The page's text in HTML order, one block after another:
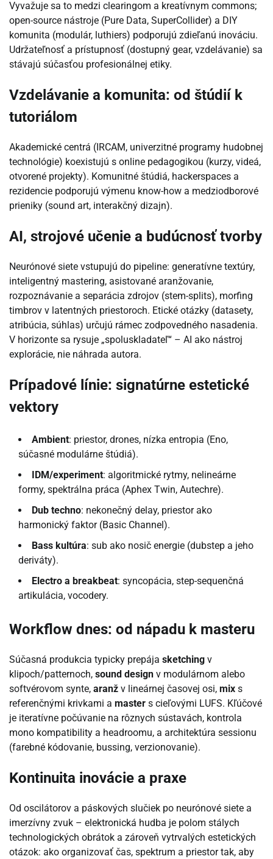
Vyvažuje sa to medzi clearingom a kreatívnym commons;
open-source nástroje (Pure Data, SuperCollider) a DIY
komunita (modulár, luthiers) podporujú zdieľanú inováciu.
Udržateľnosť a prístupnosť (dostupný gear, vzdelávanie) sa
stávajú súčasťou profesionálnej etiky.
Vzdelávanie a komunita: od štúdií k
tutoriálom
Akademické centrá (IRCAM, univerzitné programy hudobnej
technológie) koexistujú s online pedagogikou (kurzy, videá,
otvorené projekty). Komunitné štúdiá, hackerspaces a
rezidencie podporujú výmenu know-how a medziodborové
prieniky (sound art, interakčný dizajn).
AI, strojové učenie a budúcnosť tvorby
Neurónové siete vstupujú do pipeline: generatívne textúry,
inteligentný mastering, asistované aranžovanie,
rozpoznávanie a separácia zdrojov (stem-splits), morfing
timbrov v latentných priestoroch. Etické otázky (datasety,
atribúcia, súhlas) určujú rámec zodpovedného nasadenia.
V horizonte sa rysuje „spoluskladateľ“ – AI ako nástroj
explorácie, nie náhrada autora.
Prípadové línie: signatúrne estetické
vektory
Ambient: priestor, drones, nízka entropia (Eno,
súčasné modulárne štúdiá).
IDM/experiment: algoritmické rytmy, nelineárne
formy, spektrálna práca (Aphex Twin, Autechre).
Dub techno: nekonečný delay, priestor ako
harmonický faktor (Basic Channel).
Bass kultúra: sub ako nosič energie (dubstep a jeho
deriváty).
Electro a breakbeat: syncopácia, step-sequenčná
artikulácia, vocodery.
Workflow dnes: od nápadu k masteru
Súčasná produkcia typicky prepája sketching v
klipoch/patternoch, sound design v modulárnom alebo
softvérovom synte, aranž v lineárnej časovej osi, mix s
referenčnými krivkami a master s cieľovými LUFS. Kľúčové
je iteratívne počúvanie na rôznych sústavách, kontrola
mono kompatibility a headroomu, a architektúra sessionu
(farebné kódovanie, bussing, verzionovanie).
Kontinuita inovácie a praxe
Od oscilátorov a páskových slučiek po neurónové siete a
imerzívny zvuk – elektronická hudba je polom stálych
technologických obrátok a zároveň vytrvalých estetických
otázok: ako organizovať čas, spektrum a priestor tak, aby